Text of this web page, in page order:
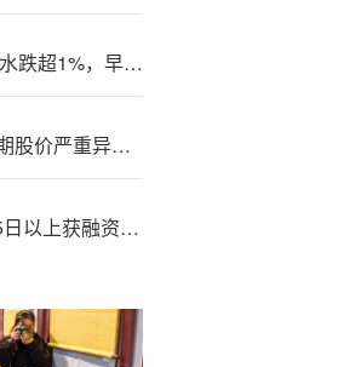
农业;银行A股短线跳水跌超1%，早盘曾一度涨超2%
深交所:：本周‘对’近期股价严重异常波动的“ST中迪”进行重点监控
12<2>股连.续5日或5日以上获融资净买入